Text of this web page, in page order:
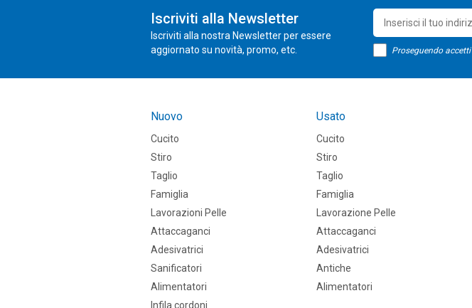
Iscriviti alla Newsletter
Iscriviti alla nostra Newsletter per essere
aggiornato su novità, promo, etc.
Proseguendo accetti
Nuovo
Cucito
Stiro
Taglio
Famiglia
Lavorazioni Pelle
Attaccaganci
Adesivatrici
Sanificatori
Alimentatori
Infila cordoni
Usato
Cucito
Stiro
Taglio
Famiglia
Lavorazione Pelle
Attaccaganci
Adesivatrici
Antiche
Alimentatori